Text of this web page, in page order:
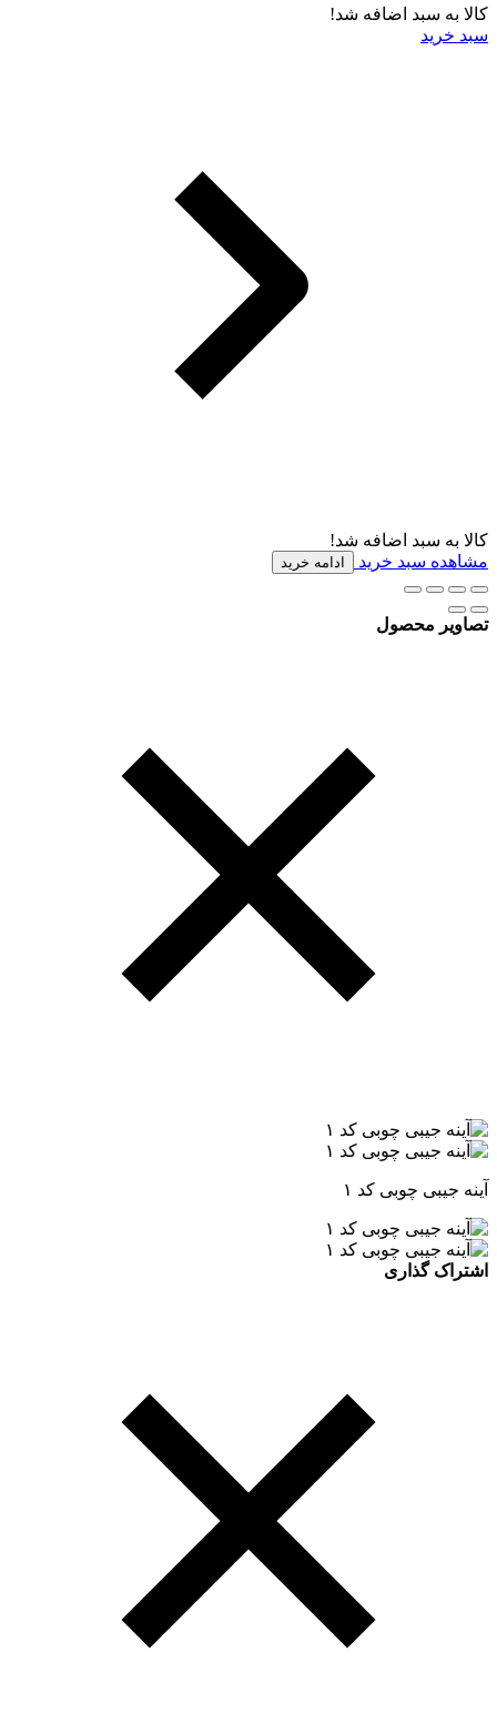
کالا به سبد اضافه شد!
سبد خرید
کالا به سبد اضافه شد!
مشاهده سبد خرید
ادامه خرید
تصاویر محصول
آینه جیبی چوبی کد ۱
اشتراک گذاری